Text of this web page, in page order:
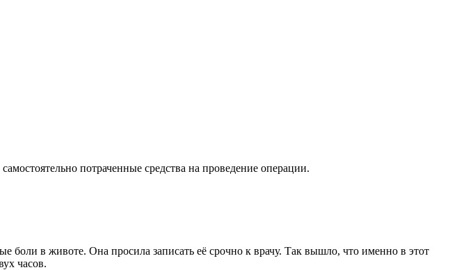
потраченные средства на проведение операции.
в животе. Она просила записать её срочно к врачу. Так вышло, что именно в этот
часов.